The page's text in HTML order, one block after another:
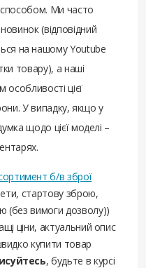
Ми часто
(відповідний
на нашому Youtube
товару), а наші
особливості цієї
У випадку, якщо у
щодо цієї моделі –
б/в зброї
стартову зброю,
(без вимоги дозволу))
ціни, актуальний опис
купити товар
, будьте в курсі